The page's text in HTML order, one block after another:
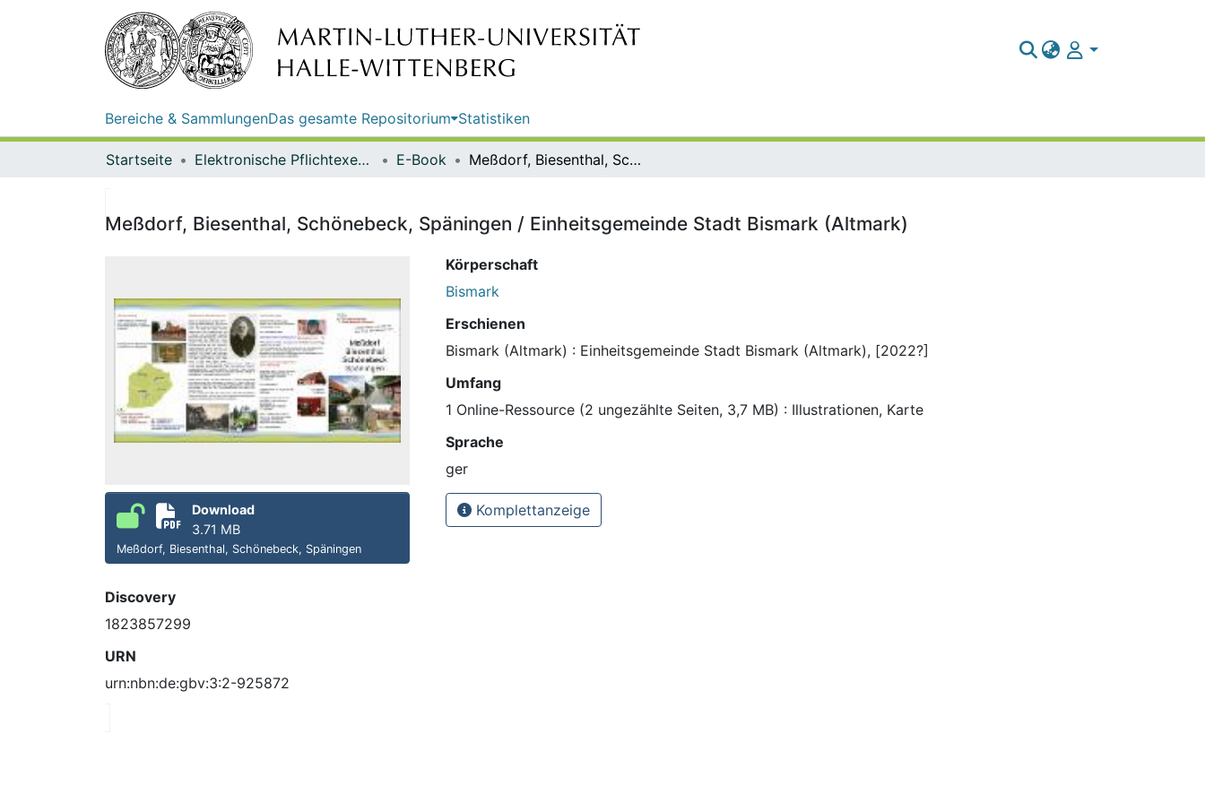
Bereiche & SammlungenDas gesamte Repositorium Statistiken
Startseite Elektronische Pflichtexemplare E-Book Meßdorf, Biesenthal, Schönebeck, Späningen / Einheitsgemeinde Stadt Bismark (Altmark)
Meßdorf, Biesenthal, Schönebeck, Späningen / Einheitsgemeinde Stadt Bismark (Altmark)
Download
3.71 MB
Meßdorf, Biesenthal, Schönebeck, Späningen
Discovery
1823857299
URN
urn:nbn:de:gbv:3:2-925872
Körperschaft
Bismark
Erschienen
Bismark (Altmark) : Einheitsgemeinde Stadt Bismark (Altmark), [2022?]
Umfang
1 Online-Ressource (2 ungezählte Seiten, 3,7 MB) : Illustrationen, Karte
Sprache
ger
Komplettanzeige